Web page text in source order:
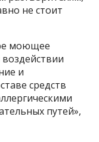
не стоит
моющее
и
средств
путей»,